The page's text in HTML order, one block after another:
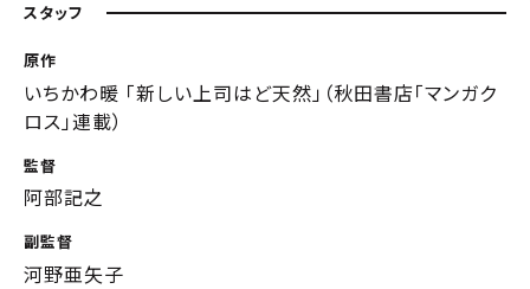
スタッフ
原作
いちかわ暖 「新しい上司はど天然」（秋田書店「マンガク
ロス」連載）
監督
阿部記之
副監督
河野亜矢子